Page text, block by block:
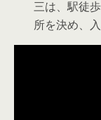
三は、駅徒
所を決め、